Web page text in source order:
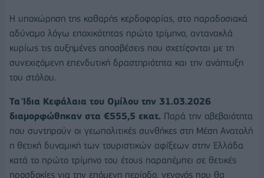
Η υποχώρηση της καθαρής κερδοφορίας, στο παραδοσιακά
αδύναμο λόγω εποχικότητας πρώτο τρίμηνο, αντανακλά
κυρίως τις αυξημένες αποσβέσεις που σχετίζονται με τη
συνεχιζόμενη επενδυτική δραστηριότητα και την ανάπτυξη
του στόλου.
Τα Ίδια Κεφάλαια του Ομίλου την 31.03.2026
διαμορφώθηκαν στα €555,5 εκατ. Παρά την αβεβαιότητα
που συντηρούν οι γεωπολιτικές συνθήκες στη Μέση Ανατολή
η θετική δυναμική των τουριστικών αφίξεων στην Ελλάδα
κατά το πρώτο τρίμηνο του έτους παραπέμπει σε θετικές
προσδοκίες για την επόμενη περίοδο, γεγονός που θα